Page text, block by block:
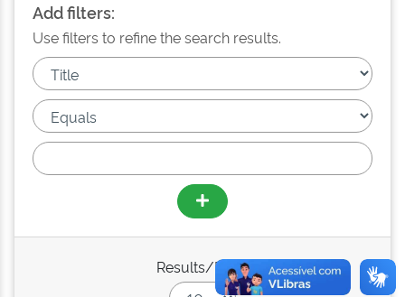
Add filters:
Use filters to refine the search results.
Results/Page